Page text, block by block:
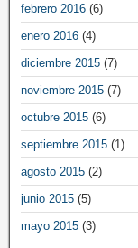
febrero 2016 (6)
enero 2016 (4)
diciembre 2015 (7)
noviembre 2015 (7)
octubre 2015 (6)
septiembre 2015 (1)
agosto 2015 (2)
junio 2015 (5)
mayo 2015 (3)